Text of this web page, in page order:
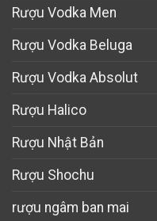
Rượu Vodka Men
Rượu Vodka Beluga
Rượu Vodka Absolut
Rượu Halico
Rượu Nhật Bản
Rượu Shochu
rượu ngâm ban mai